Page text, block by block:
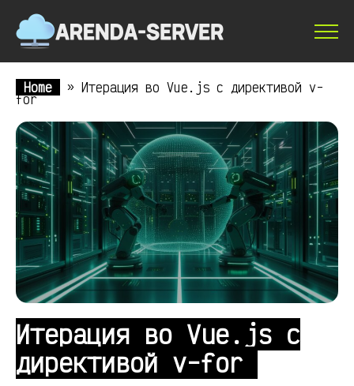
Home » Итерация во Vue.js с директивой v-
for
Итерация во Vue.js с
директивой v-for